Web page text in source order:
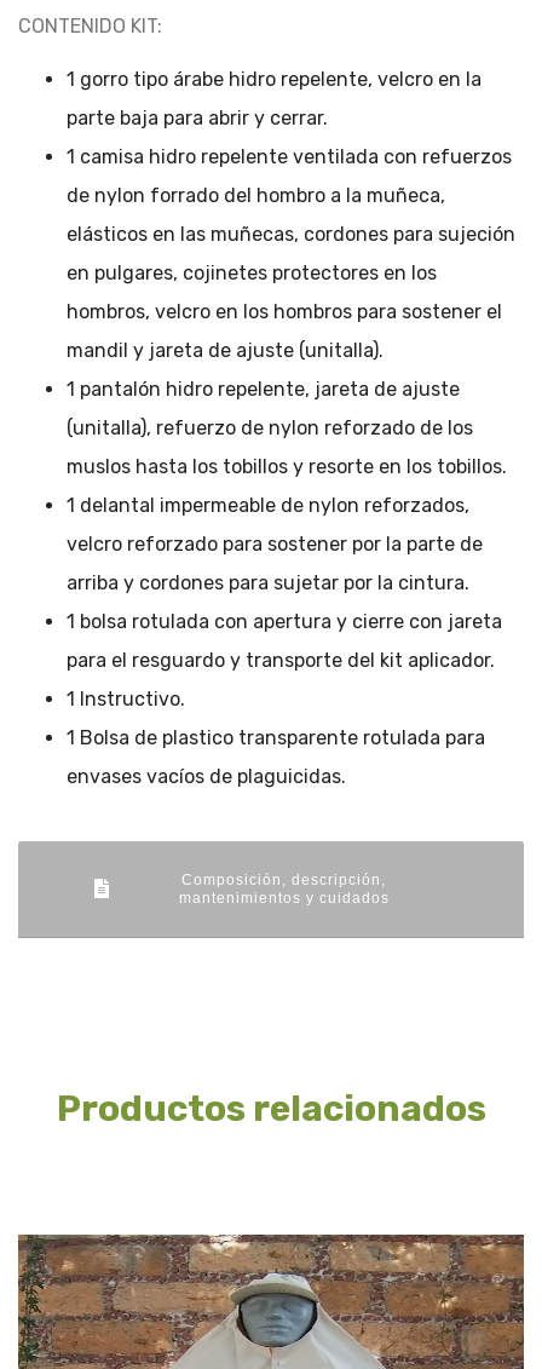
CONTENIDO KIT:
1 gorro tipo árabe hidro repelente, velcro en la
parte baja para abrir y cerrar.
1 camisa hidro repelente ventilada con refuerzos
de nylon forrado del hombro a la muñeca,
elásticos en las muñecas, cordones para sujeción
en pulgares, cojinetes protectores en los
hombros, velcro en los hombros para sostener el
mandil y jareta de ajuste (unitalla).
1 pantalón hidro repelente, jareta de ajuste
(unitalla), refuerzo de nylon reforzado de los
muslos hasta los tobillos y resorte en los tobillos.
1 delantal impermeable de nylon reforzados,
velcro reforzado para sostener por la parte de
arriba y cordones para sujetar por la cintura.
1 bolsa rotulada con apertura y cierre con jareta
para el resguardo y transporte del kit aplicador.
1 Instructivo.
1 Bolsa de plastico transparente rotulada para
envases vacíos de plaguicidas.
Composición, descripción,
mantenimientos y cuidados
Productos relacionados